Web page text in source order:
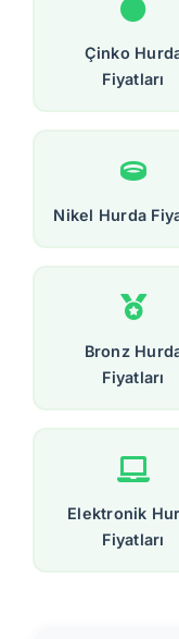
Çinko
Fiyatları
Nikel Hurda
Bronz
Fiyatları
Elektronik
Fiyatları